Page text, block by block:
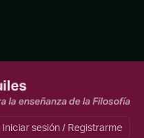
Iniciar sesión / Registrarme